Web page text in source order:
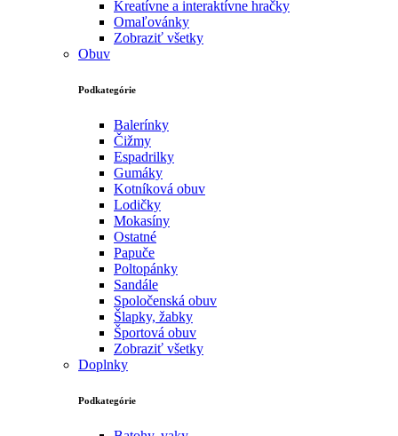
Kreatívne a interaktívne hračky
Omaľovánky
Zobraziť všetky
Obuv
Podkategórie
Balerínky
Čižmy
Espadrilky
Gumáky
Kotníková obuv
Lodičky
Mokasíny
Ostatné
Papuče
Poltopánky
Sandále
Spoločenská obuv
Šlapky, žabky
Športová obuv
Zobraziť všetky
Doplnky
Podkategórie